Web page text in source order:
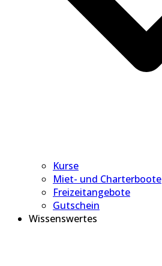
Kurse
Miet- und Charterboote
Freizeitangebote
Gutschein
Wissenswertes